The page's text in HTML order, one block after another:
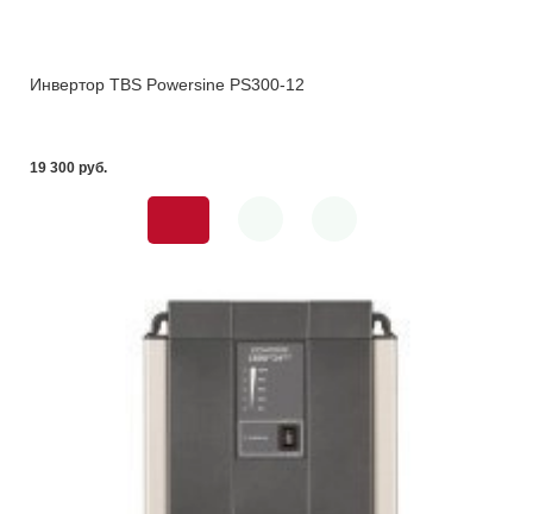
Инвертор TBS Powersine PS300-12
19 300 pуб.